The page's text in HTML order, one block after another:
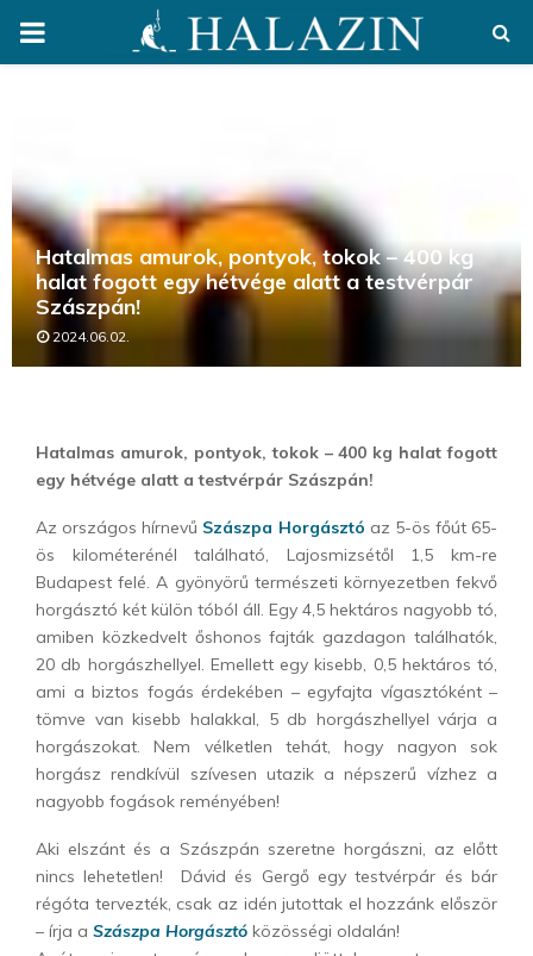
PRIMARY
Hatalmas amurok, pontyok, tokok – 400 kg
halat fogott egy hétvége alatt a testvérpár
Szászpán!
2024.06.02.
Hatalmas amurok, pontyok, tokok – 400 kg halat fogott
egy hétvége alatt a testvérpár Szászpán!
Az országos hírnevű Szászpa Horgásztó az 5-ös főút 65-
ös kilométerénél található, Lajosmizsétől 1,5 km-re
Budapest felé. A gyönyörű természeti környezetben fekvő
horgásztó két külön tóból áll. Egy 4,5 hektáros nagyobb tó,
amiben közkedvelt őshonos fajták gazdagon találhatók,
20 db horgászhellyel. Emellett egy kisebb, 0,5 hektáros tó,
ami a biztos fogás érdekében – egyfajta vígasztóként –
tömve van kisebb halakkal, 5 db horgászhellyel várja a
horgászokat. Nem vélketlen tehát, hogy nagyon sok
horgász rendkívül szívesen utazik a népszerű vízhez a
nagyobb fogások reményében!
Aki elszánt és a Szászpán szeretne horgászni, az előtt
nincs lehetetlen! Dávid és Gergő egy testvérpár és bár
régóta tervezték, csak az idén jutottak el hozzánk először
– írja a Szászpa Horgásztó közösségi oldalán!